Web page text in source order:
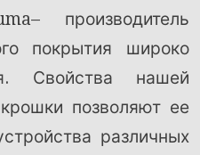
производитель
покрытия широко
Свойства нашей
позволяют ее
различных